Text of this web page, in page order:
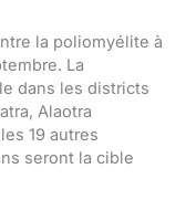
la poliomyélite à
La
dans les districts
Alaotra
19 autres
seront la cible